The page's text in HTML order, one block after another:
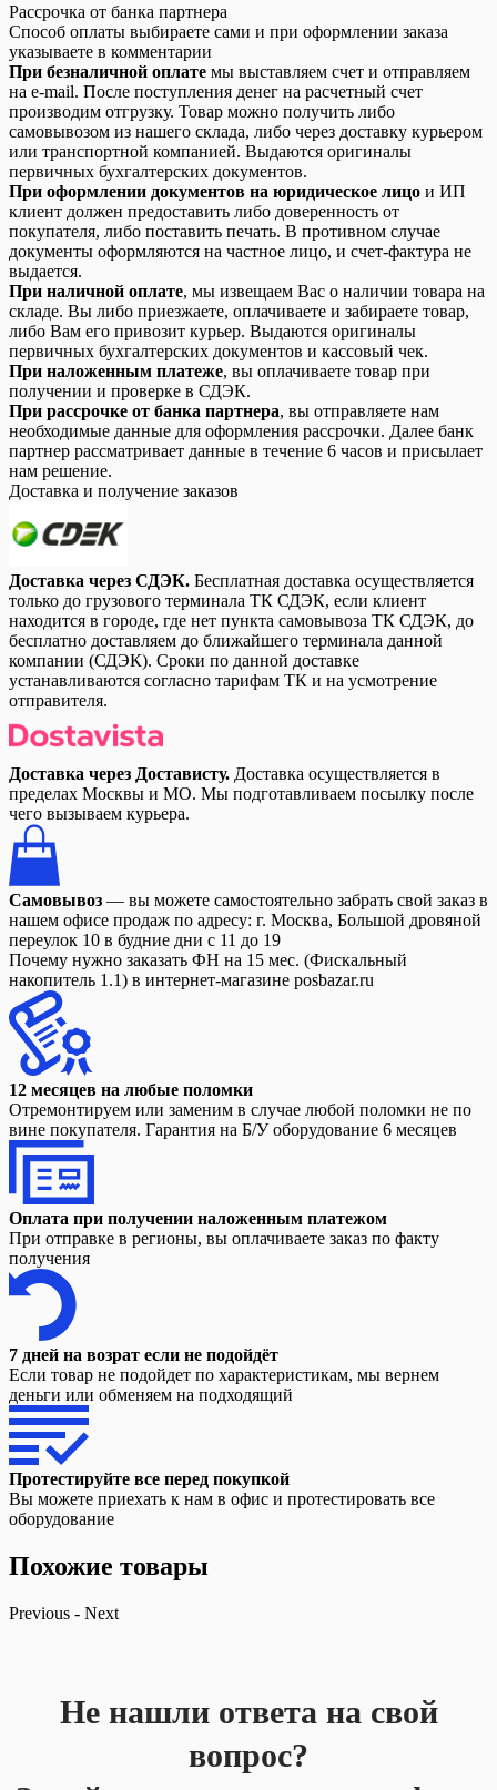
Рассрочка от банка партнера
Способ оплаты выбираете сами и при оформлении заказа
указываете в комментарии
При безналичной оплате мы выставляем счет и отправляем
на e-mail. После поступления денег на расчетный счет
производим отгрузку. Товар можно получить либо
самовывозом из нашего склада, либо через доставку курьером
или транспортной компанией. Выдаются оригиналы
первичных бухгалтерских документов.
При оформлении документов на юридическое лицо и ИП
клиент должен предоставить либо доверенность от
покупателя, либо поставить печать. В противном случае
документы оформляются на частное лицо, и счет-фактура не
выдается.
При наличной оплате, мы извещаем Вас о наличии товара на
складе. Вы либо приезжаете, оплачиваете и забираете товар,
либо Вам его привозит курьер. Выдаются оригиналы
первичных бухгалтерских документов и кассовый чек.
При наложенным платеже, вы оплачиваете товар при
получении и проверке в СДЭК.
При рассрочке от банка партнера, вы отправляете нам
необходимые данные для оформления рассрочки. Далее банк
партнер рассматривает данные в течение 6 часов и присылает
нам решение.
Доставка и получение заказов
Доставка через СДЭК. Бесплатная доставка осуществляется
только до грузового терминала ТК СДЭК, если клиент
находится в городе, где нет пункта самовывоза ТК СДЭК, до
бесплатно доставляем до ближайшего терминала данной
компании (СДЭК). Сроки по данной доставке
устанавливаются согласно тарифам ТК и на усмотрение
отправителя.
Доставка через Достависту. Доставка осуществляется в
пределах Москвы и МО. Мы подготавливаем посылку после
чего вызываем курьера.
Самовывоз — вы можете самостоятельно забрать свой заказ в
нашем офисе продаж по адресу: г. Москва, Большой дровяной
переулок 10 в будние дни с 11 до 19
Почему нужно заказать ФН на 15 мес. (Фискальный
накопитель 1.1) в интернет-магазине posbazar.ru
12 месяцев на любые поломки
Отремонтируем или заменим в случае любой поломки не по
вине покупателя. Гарантия на Б/У оборудование 6 месяцев
Оплата при получении наложенным платежом
При отправке в регионы, вы оплачиваете заказ по факту
получения
7 дней на возрат если не подойдёт
Если товар не подойдет по характеристикам, мы вернем
деньги или обменяем на подходящий
Протестируйте все перед покупкой
Вы можете приехать к нам в офис и протестировать все
оборудование
Похожие товары
Previous - Next
Не нашли ответа на свой
вопрос?